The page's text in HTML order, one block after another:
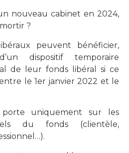
nouveau cabinet en 2024,
?
peuvent bénéficier,
dispositif temporaire
de leur fonds libéral si ce
le 1er janvier 2022 et le
porte uniquement sur les
du fonds (clientèle,